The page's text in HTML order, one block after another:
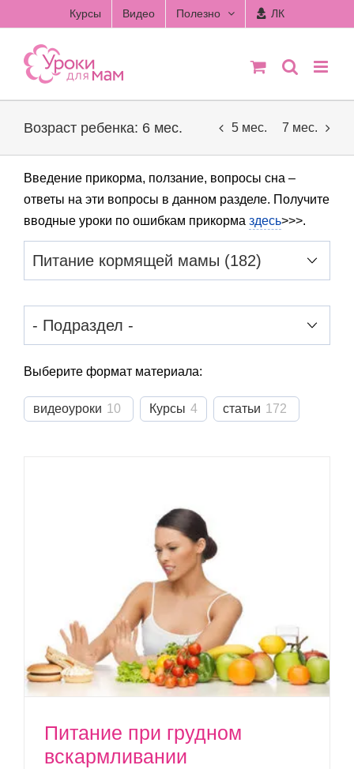
to
content
Курсы Видео Полезно ЛК
Возраст ребенка: 6 мес. 5 мес. 7 мес.
Введение прикорма, ползание, вопросы сна –
ответы на эти вопросы в данном разделе. Получите
вводные уроки по ошибкам прикорма здесь>>>.
Выберите формат материала:
видеоуроки 10 Курсы 4 статьи 172
Питание при грудном
вскармливании